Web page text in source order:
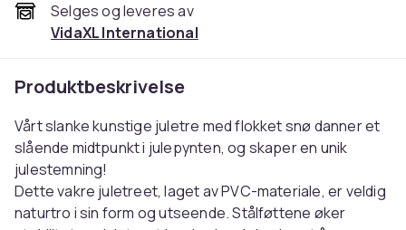
Selges og leveres av
VidaXL International
Produktbeskrivelse
Vårt slanke kunstige juletre med flokket snø danner et
slående midtpunkt i julepynten, og skaper en unik
julestemning!
Dette vakre juletreet, laget av PVC-materiale, er veldig
naturtro i sin form og utseende. Stålføttene øker